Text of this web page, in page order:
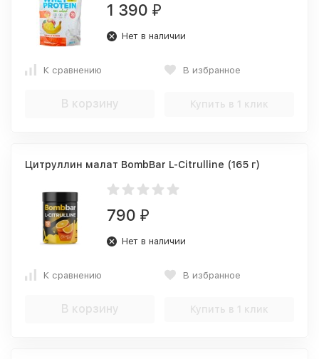
1 390 ₽
Нет в наличии
К сравнению В избранное
В корзину Купить в 1 клик
Цитруллин малат BombBar L-Citrulline (165 г)
790 ₽
Нет в наличии
К сравнению В избранное
В корзину Купить в 1 клик